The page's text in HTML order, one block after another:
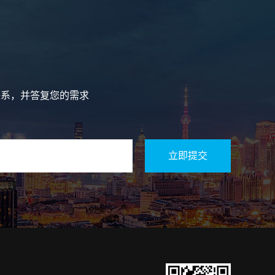
，并答复您的需求